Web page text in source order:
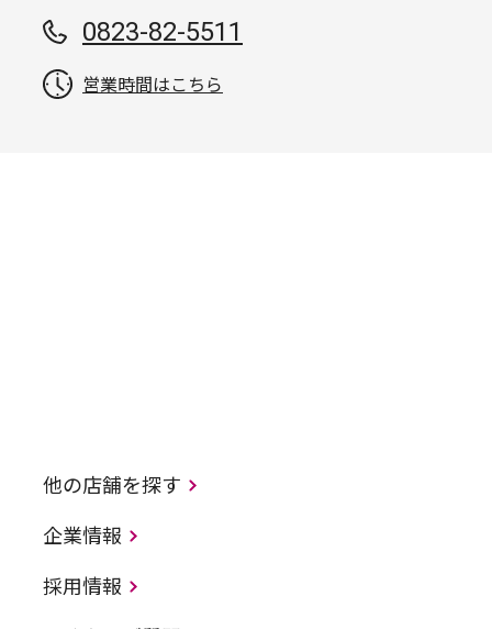
0823-82-5511
営業時間はこちら
他の店舗を探す
企業情報
採用情報